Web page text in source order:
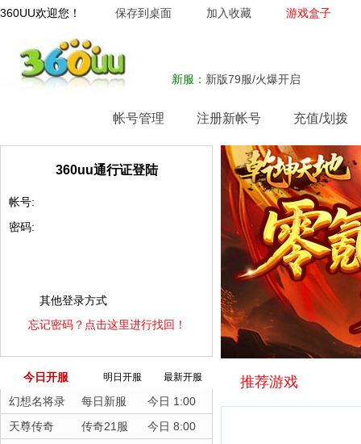
360UU欢迎您！ 保存到桌面 加入收藏 游戏盒子
新服： 新版79服/火爆开启
帐号管理 注册新帐号 充值/划拨
360uu通行证登陆
帐号:
密码:
其他登录方式
忘记密码？点击这里进行找回！
今日开服 明日开服 最新开服
幻想名将录 每日新服
今日 1:00
天尊传奇
传奇21服
今日 8:00
推荐游戏